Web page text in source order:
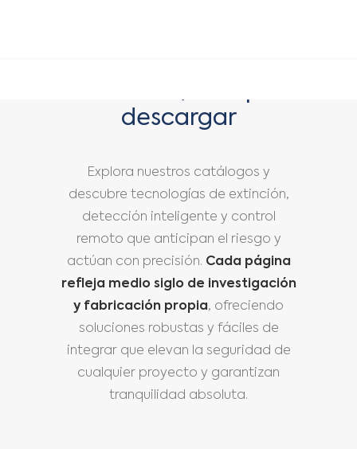
descargar
Explora nuestros catálogos y
descubre tecnologías de extinción,
detección inteligente y control
remoto que anticipan el riesgo y
actúan con precisión. Cada página
refleja medio siglo de investigación
y fabricación propia, ofreciendo
soluciones robustas y fáciles de
integrar que elevan la seguridad de
cualquier proyecto y garantizan
tranquilidad absoluta.